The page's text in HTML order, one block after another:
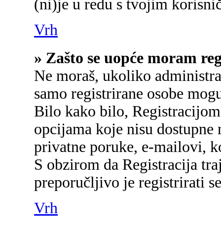
(ni)je u redu s tvojim
Vrh
» Zašto se uopće moram
Ne moraš, ukoliko
samo registrirane osobe
Bilo kako bilo,
opcijama koje nisu
privatne poruke, e-mailovi,
S obzirom da Registracija
preporučljivo je registrirati
Vrh